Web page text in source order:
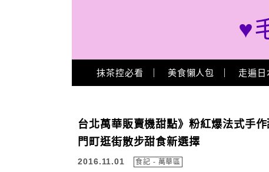
♥
Main Menu
抹茶控必看 美食懶人包 走遍日
台北萬華販賣機甜點》粉紅爆法式手
門町逛街散步甜食新選擇
2016.11.01 食記 - 萬華區